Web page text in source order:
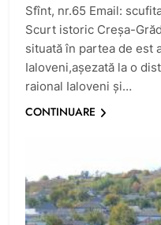
Sfînt, nr.65 Email:
Scurt istoric Creșa-
situată în partea de est
Ialoveni,așezată la o
raional Ialoveni și…
CONTINUARE